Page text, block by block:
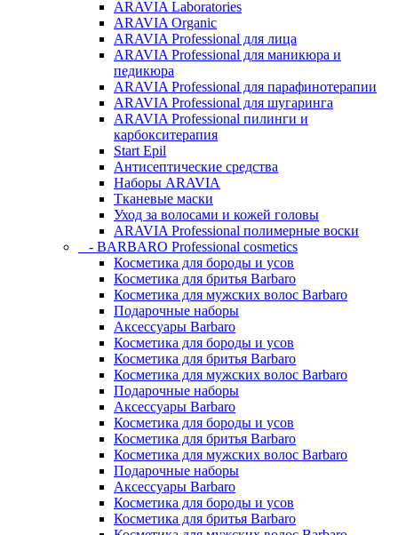
ARAVIA Laboratories
ARAVIA Organic
ARAVIA Professional для лица
ARAVIA Professional для маникюра и
педикюра
ARAVIA Professional для парафинотерапии
ARAVIA Professional для шугаринга
ARAVIA Professional пилинги и
карбокситерапия
Start Epil
Антисептические средства
Наборы ARAVIA
Тканевые маски
Уход за волосами и кожей головы
ARAVIA Professional полимерные воски
- BARBARO Professional cosmetics
Косметика для бороды и усов
Косметика для бритья Barbaro
Косметика для мужских волос Barbaro
Подарочные наборы
Аксессуары Barbaro
Косметика для бороды и усов
Косметика для бритья Barbaro
Косметика для мужских волос Barbaro
Подарочные наборы
Аксессуары Barbaro
Косметика для бороды и усов
Косметика для бритья Barbaro
Косметика для мужских волос Barbaro
Подарочные наборы
Аксессуары Barbaro
Косметика для бороды и усов
Косметика для бритья Barbaro